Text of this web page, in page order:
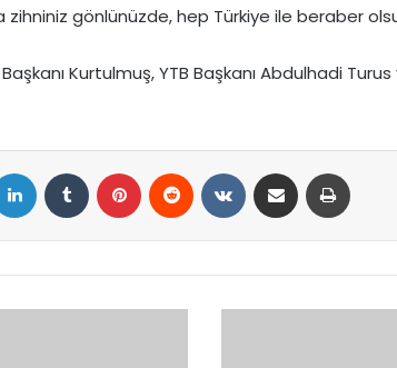
gönlünüzde, hep Türkiye ile beraber
Kurtulmuş, YTB Başkanı Abdulhadi
LinkedIn Tumblr Pinterest Reddit VKontakteE-Posta ile paylaş